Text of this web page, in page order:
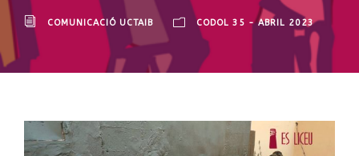
COMUNICACIÓ UCTAIB CODOL 35 - ABRIL 2023